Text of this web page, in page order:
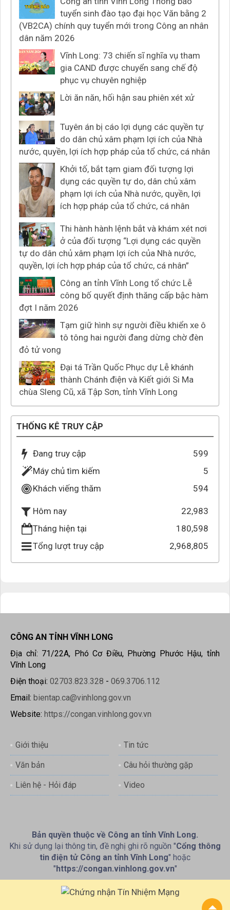
tuyển sinh đào tạo đại học Văn bằng 2
(VB2CA) chính quy tuyển mới trong Công an nhân
dân năm 2026
Vĩnh Long: 73 chiến sĩ nghĩa vụ tham
gia CAND được chuyển sang chế độ
phục vụ chuyên nghiệp
Lời ăn năn, hối hận sau phiên xét xử
Tuyên án bị cáo lợi dụng các quyền tự
do dân chủ xâm phạm lợi ích của Nhà
nước, quyền, lợi ích hợp pháp của tổ chức, cá nhân
Khởi tố, bắt tạm giam đối tượng lợi
dụng các quyền tự do, dân chủ xâm
phạm lợi ích của Nhà nước, quyền, lợi
ích hợp pháp của tổ chức, cá nhân
Thi hành hành lệnh bắt và khám xét nơi
ở của đối tượng “Lợi dụng các quyền
tự do dân chủ xâm phạm lợi ích của Nhà nước,
quyền, lợi ích hợp pháp của tổ chức, cá nhân”
Công an tỉnh Vĩnh Long tổ chức Lễ
công bố quyết định thăng cấp bậc hàm
đợt I năm 2026
Tạm giữ hình sự người điều khiển xe ô
tô tông hai người đang dừng chờ đèn
đỏ tử vong
Đại tá Trần Quốc Phục dự Lễ khánh
thành Chánh điện và Kiết giới Si Ma
chùa Sleng Cũ, xã Tập Sơn, tỉnh Vĩnh Long
THỐNG KÊ TRUY CẬP
Đang truy cập
599
Máy chủ tìm kiếm
5
Khách viếng thăm
594
Hôm nay
22,983
Tháng hiện tại
180,598
Tổng lượt truy cập
2,968,805
CÔNG AN TỈNH VĨNH LONG
Địa chỉ: 71/22A, Phó Cơ Điều, Phường Phước Hậu, tỉnh
Vĩnh Long
Điện thoại: 02703.823.328 - 069.3706.112
Email: bientap.ca@vinhlong.gov.vn
Website: https://congan.vinhlong.gov.vn
Giới thiệu Tin tức
Văn bản Câu hỏi thường gặp
Liên hệ - Hỏi đáp Video
Bản quyền thuộc về Công an tỉnh Vĩnh Long.
Khi sử dụng lại thông tin, đề nghị ghi rõ nguồn "Cổng thông
tin điện tử Công an tỉnh Vĩnh Long" hoặc
"https://congan.vinhlong.gov.vn"